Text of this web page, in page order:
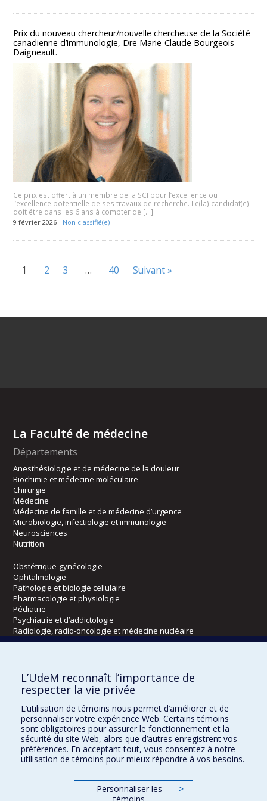
Prix du nouveau chercheur/nouvelle chercheuse de la Société
canadienne d’immunologie, Dre Marie-Claude Bourgeois-
Daigneault.
Ce prix est offert à un membre de la SCI pour l’excellence ou
l’excellence potentielle de ses travaux de recherche. Le(la) candidat(e)
doit être dans les 6 ans à compter de […]
9 février 2026 - Non classifié(e)
1 2 3 … 40 Suivant »
La Faculté de médecine
Départements
Anesthésiologie et de médecine de la douleur
Biochimie et médecine moléculaire
Chirurgie
Médecine
Médecine de famille et de médecine d’urgence
Microbiologie, infectiologie et immunologie
Neurosciences
Nutrition
Obstétrique-gynécologie
Ophtalmologie
Pathologie et biologie cellulaire
Pharmacologie et physiologie
Pédiatrie
Psychiatrie et d’addictologie
Radiologie, radio-oncologie et médecine nucléaire
Écoles
Kinésiologie et des sciences de l’activité physique
Orthophonie et audiologie
Réadaptation
Directions
DPC
CPASS
L’UdeM reconnaît l’importance de
respecter la vie privée
L’utilisation de témoins nous permet d’améliorer et de
personnaliser votre expérience Web. Certains témoins
sont obligatoires pour assurer le fonctionnement et la
sécurité du site Web, alors que d’autres enregistrent vos
préférences. En acceptant tout, vous consentez à notre
utilisation de témoins pour mieux répondre à vos besoins.
Personnaliser les
>